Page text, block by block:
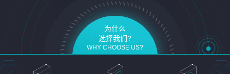
为什么
选择我们?
WHY CHOOSE US?